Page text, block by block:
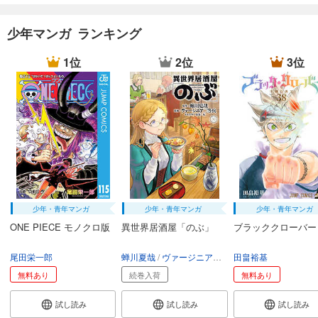
少年マンガ ランキング
1位
少年・青年マンガ
ONE PIECE モノクロ版
尾田栄一郎
無料あり
試し読み
2位
少年・青年マンガ
異世界居酒屋「のぶ」
蝉川夏哉 ヴァージニア二等兵 転
続巻入荷
試し読み
3位
少年・青年マンガ
ブラッククローバー
田畠裕基
無料あり
試し読み